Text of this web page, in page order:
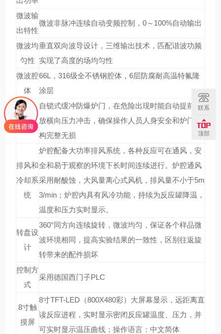
微波输
出特性
微波非脉冲连续自动变频控制，0～100%自动输出
微波均
匀性
垂直双向波导设计，三维输出技术，匹配谐波功频
实现了高度的场均匀性
微波腔
体
66L，316级全不锈钢腔体，6层防腐耐高温特氟隆
涂层
防爆炉
门
自锁式缓冲防爆炉门，在危险出现时能自动提前释
放横向压力冲击，确保操作人员人身安全和炉门结
构完整无损
排风和
冷却系
统
炉腔配备大功率排风系统，各种反应可在通风，安
全和易于观察的环境下长时间连续进行。炉腔通风
采用耐酸蚀，大风量离心式风机，排风量不小于5m
3/min；炉腔内具有风冷功能，持续为反应罐降温，
温度和压力实时显示。
转盘设
计
360°同方向连续旋转，微波均匀，保证各个样品微
波环境相同，提高实验结果的一致性，区别往返旋
转带来的配件损坏
控制方
式
采用德国西门子PLC
8寸触
摸屏
8寸TFT-LED（800X480彩）大屏幕显示，远距离直
读反应进程，实时显示密闭反应罐温度、压力，并
可实时显示温压曲线；操作语言：中文简体
联系
顶部